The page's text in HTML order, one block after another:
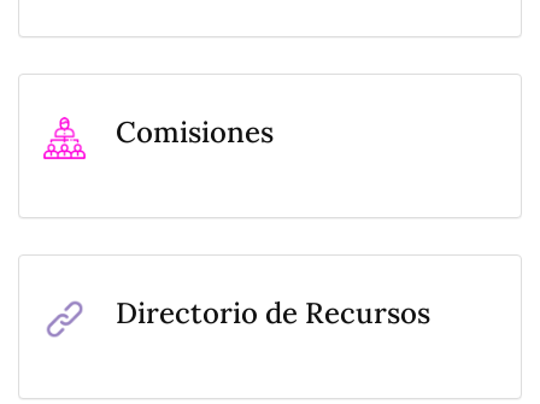
Comisiones
Directorio de Recursos